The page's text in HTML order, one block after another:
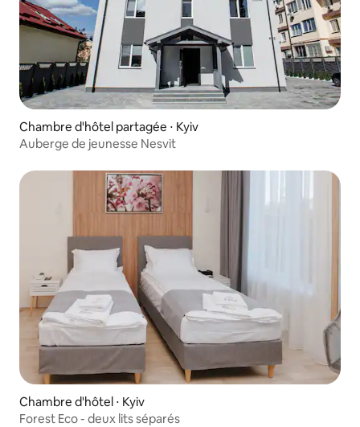
Chambre d'hôtel partagée ⋅ Kyiv
Auberge de jeunesse Nesvit
Chambre d'hôtel ⋅ Kyiv
Forest Eco - deux lits séparés